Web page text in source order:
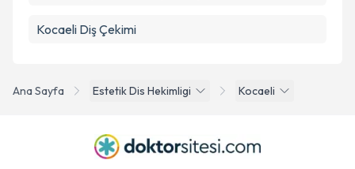
Ana Sayfa Estetik Dis Hekimligi Kocaeli
Kocaeli Diş Çekimi